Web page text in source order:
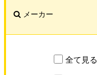
メーカー
全て見る